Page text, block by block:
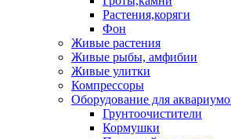
Растения,коряги
Фон
Живые растения
Живые рыбы, амфибии
Живые улитки
Компрессоры
Оборудование для
Грунтоочистители
Кормушки